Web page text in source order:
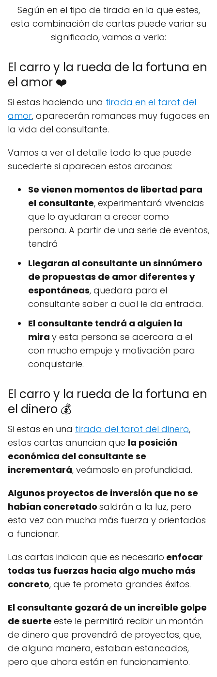
Según en el tipo de tirada en la que estes,
esta combinación de cartas puede variar su
significado, vamos a verlo:
El carro y la rueda de la fortuna en
el amor ❤️
Si estas haciendo una tirada en el tarot del
amor, aparecerán romances muy fugaces en
la vida del consultante.
Vamos a ver al detalle todo lo que puede
sucederte si aparecen estos arcanos:
Se vienen momentos de libertad para
el consultante, experimentará vivencias
que lo ayudaran a crecer como
persona. A partir de una serie de eventos,
tendrá
Llegaran al consultante un sinnúmero
de propuestas de amor diferentes y
espontáneas, quedara para el
consultante saber a cual le da entrada.
El consultante tendrá a alguien la
mira y esta persona se acercara a el
con mucho empuje y motivación para
conquistarle.
El carro y la rueda de la fortuna en
el dinero 💰
Si estas en una tirada del tarot del dinero,
estas cartas anuncian que la posición
económica del consultante se
incrementará, veámoslo en profundidad.
Algunos proyectos de inversión que no se
habían concretado saldrán a la luz, pero
esta vez con mucha más fuerza y orientados
a funcionar.
Las cartas indican que es necesario enfocar
todas tus fuerzas hacia algo mucho más
concreto, que te prometa grandes éxitos.
El consultante gozará de un increíble golpe
de suerte este le permitirá recibir un montón
de dinero que provendrá de proyectos, que,
de alguna manera, estaban estancados,
pero que ahora están en funcionamiento.